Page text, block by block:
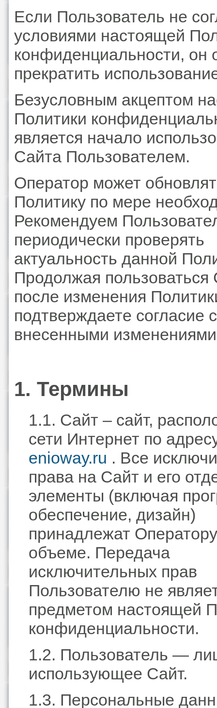
Если Пользователь не
условиями настоящей
конфиденциальности, он
прекратить
Безусловным акцептом
Политики
является начало
Сайта Пользователем.
Оператор может
Политику по мере
Рекомендуем
периодически проверять
актуальность данной
Продолжая пользоваться
после изменения
подтверждаете согласие с
внесенными
1. Термины
1.1. Сайт – сайт,
сети Интернет по
enioway.ru . Все
права на Сайт и его
элементы (включая
обеспечение, дизайн)
принадлежат
объеме. Передача
исключительных прав
Пользователю не
предметом настоящей
конфиденциальности.
1.2. Пользователь —
использующее Сайт.
1.3. Персональные